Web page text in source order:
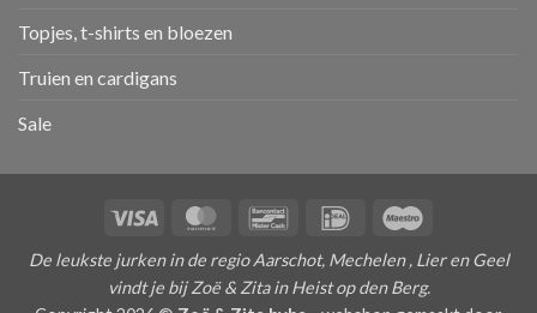
Topjes, t-shirts en bloezen
Truien en cardigans
Sale
Visa MasterCardBancontactIDeal
De leukste jurken in de regio Aarschot, Mechelen , Lier en Geel
vindt je bij Zoë & Zita in Heist op den Berg.